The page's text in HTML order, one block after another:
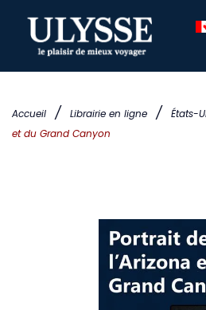
Accueil / Librairie en ligne / États-
et du Grand Canyon